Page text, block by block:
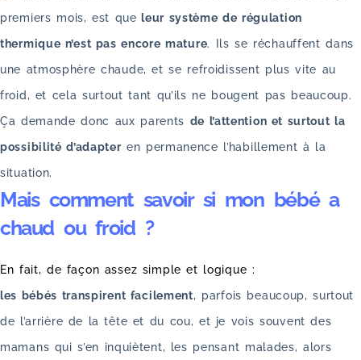
premiers mois, est que leur système de régulation
thermique n’est pas encore mature. Ils se réchauffent dans
une atmosphère chaude, et se refroidissent plus vite au
froid, et cela surtout tant qu’ils ne bougent pas beaucoup.
Ça demande donc aux parents de l’attention et surtout la
possibilité d’adapteren permanence l’habillement à la
situation.
Mais comment savoir si mon bébé a
chaud ou froid ?
En fait, de façon assez simple et logique :
les bébés transpirent facilement, parfois beaucoup, surtout
de l’arrière de la tête et du cou, et je vois souvent des
mamans qui s’en inquiètent, les pensant malades, alors